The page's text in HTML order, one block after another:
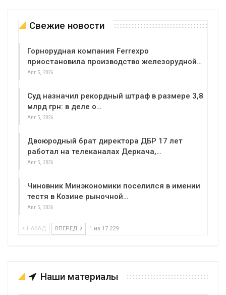
Свежие новости
Горнорудная компания Ferrexpo
приостановила производство железорудной…
Авг 5, 2026
Суд назначил рекордный штраф в размере 3,8
млрд грн: в деле о…
Авг 5, 2026
Двоюродный брат директора ДБР 17 лет
работал на телеканалах Деркача,…
Авг 5, 2026
Чиновник Минэкономики поселился в имении
тестя в Козине рыночной…
Авг 5, 2026
НАЗАД ВПЕРЕД 1 из 17 229
Наши материалы